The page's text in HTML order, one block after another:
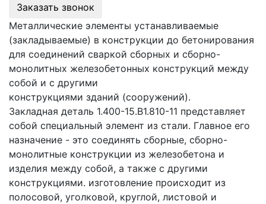
Заказать звонок
Металлические элементы устанавливаемые
(закладываемые) в конструкции до бетонирования
для соединений сваркой сборных и сборно-
монолитных железобетонных конструкций между
собой и с другими
конструкциями зданий (сооружений).
Закладная деталь 1.400-15.В1.810-11 представляет
собой специальный элемент из стали. Главное его
назначение - это соединять сборные, сборно-
монолитные конструкции из железобетона и
изделия между собой, а также с другими
конструкциями. изготовление происходит из
полосовой, уголковой, круглой, листовой и